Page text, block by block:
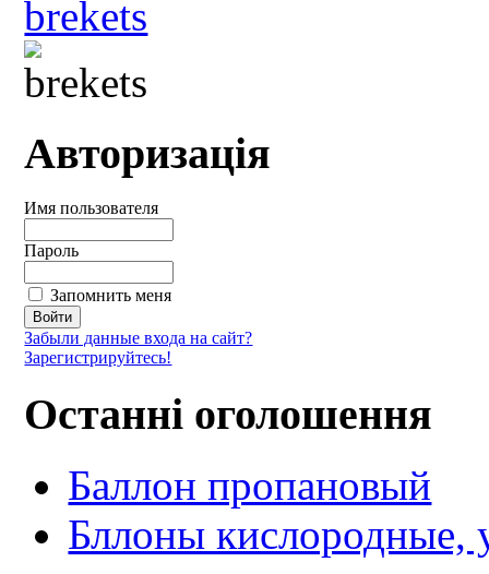
Авторизація
Имя пользователя
Пароль
Запомнить меня
Забыли данные входа на сайт?
Зарегистрируйтесь!
Останні оголошення
Баллон пропановый
Бллоны кислородные,